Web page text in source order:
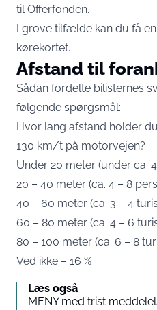
til Offerfonden.
I grove tilfælde kan du få
kørekortet.
Afstand til
Sådan fordelte bilisternes
følgende spørgsmål:
Hvor lang afstand holder
130 km/t på motorvejen?
Under 20 meter (under ca.
20 – 40 meter (ca. 4 – 8
40 – 60 meter (ca. 3 – 4
60 – 80 meter (ca. 4 – 6
80 – 100 meter (ca. 6 – 8
Ved ikke – 16 %
Læs også
MENY med trist